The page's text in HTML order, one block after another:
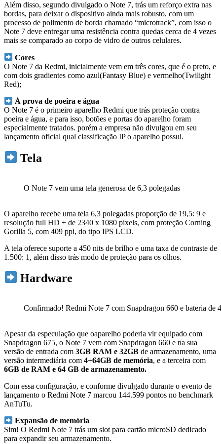
Além disso, segundo divulgado o Note 7, trás um reforço extra nas
bordas, para deixar o dispositivo ainda mais robusto, com um
processo de polimento de borda chamado “microtrack”, com isso o
Note 7 deve entregar uma resistência contra quedas cerca de 4 vezes
mais se comparado ao corpo de vidro de outros celulares.
Cores
O Note 7 da Redmi, inicialmente vem em três cores, que é o preto, e
com dois gradientes como azul(Fantasy Blue) e vermelho(Twilight
Red);
À prova de poeira e água
O Note 7 é o primeiro aparelho Redmi que trás proteção contra
poeira e água, e para isso, botões e portas do aparelho foram
especialmente tratados. porém a empresa não divulgou em seu
lançamento oficial qual classificação IP o aparelho possui.
Tela
O Note 7 vem uma tela generosa de 6,3 polegadas
O aparelho recebe uma tela 6,3 polegadas proporção de 19,5: 9 e
resolução full HD + de 2340 x 1080 pixels, com proteção Corning
Gorilla 5, com 409 ppi, do tipo IPS LCD.
A tela oferece suporte a 450 nits de brilho e uma taxa de contraste de
1.500: 1, além disso trás modo de proteção para os olhos.
Hardware
Confirmado! Redmi Note 7 com Snapdragon 660 e bateria de
Apesar da especulação que oaparelho poderia vir equipado com
Snapdragon 675, o Note 7 vem com Snapdragon 660 e na sua
versão de entrada com 3GB RAM e 32GB de armazenamento, uma
versão intermediária com 4+64GB de memória, e a terceira com
6GB de RAM e 64 GB de armazenamento.
Com essa configuração, e conforme divulgado durante o evento de
lançamento o Redmi Note 7 marcou 144.599 pontos no benchmark
AnTuTu.
Expansão de memória
Sim! O Redmi Note 7 trás um slot para cartão microSD dedicado
para expandir seu armazenamento.